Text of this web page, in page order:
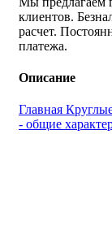
клиентов.
расчет.
платежа.
Описание
Главная
- общие